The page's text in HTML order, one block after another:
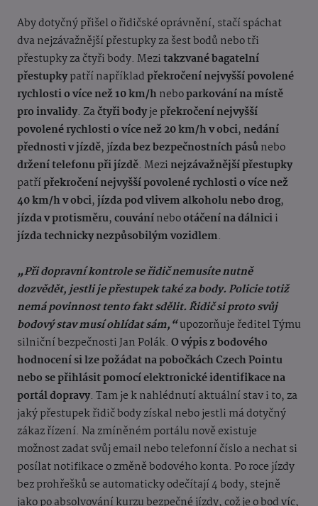
Aby dotyčný přišel o řidičské oprávnění, stačí spáchat
dva nejzávažnější přestupky za šest bodů nebo tři
přestupky za čtyři body. Mezitakzvané bagatelní
přestupkypatří například překročení nejvyšší povolené
rychlosti o více než 10 km/hneboparkování na místě
pro invalidy. Začtyři bodyje překročení nejvyšší
povolené rychlosti o více než 20 km/h v obci, nedání
přednosti v jízdě, jízda bez bezpečnostních pásůnebo
držení telefonu při jízdě. Mezi nejzávažnější přestupky
patřípřekročení nejvyšší povolené rychlosti o více než
40 km/h v obci, jízda pod vlivem alkoholu nebo drog,
jízda v protisměru,couvánínebootáčení na dálnicii
jízda technicky nezpůsobilým vozidlem.
„Při dopravní kontrole se řidič nemusíte nutně
dozvědět, jestli je přestupek také za body. Policie totiž
nemá povinnost tento fakt sdělit. Řidič si proto svůj
bodový stav musí ohlídat sám,“upozorňuje ředitel Týmu
silniční bezpečnosti Jan Polák. O výpis z bodového
hodnocení si lze požádat na pobočkách Czech Pointu
nebo se přihlásit pomocí elektronické identifikace na
portál dopravy. Tam je k nahlédnutí aktuální stav i to, za
jaký přestupek řidič body získal nebo jestli má dotyčný
zákaz řízení. Na zmíněném portálu nově existuje
možnost zadat svůj email nebo telefonní číslo a nechat si
posílat notifikace o změně bodového konta. Po roce jízdy
bez prohřešků se automaticky odečítají 4 body, stejně